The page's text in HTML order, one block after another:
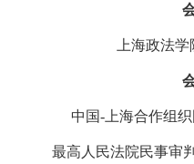
上海政法
中国-上海合作组
最高人民法院民事审